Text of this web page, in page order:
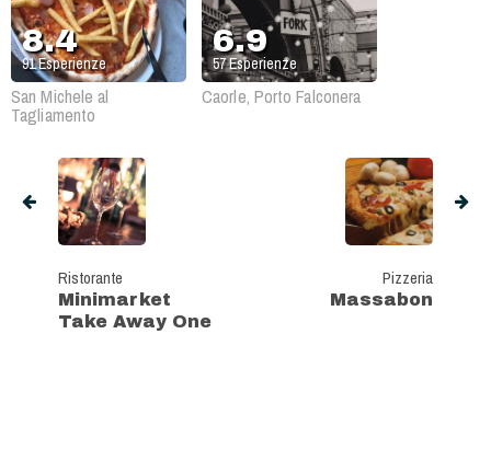
8.4
91Esperienze
San Michele al
Tagliamento
6.9
57Esperienze
Caorle, Porto Falconera
Ristorante
Minimarket
Take Away One
Pizzeria
Massabon